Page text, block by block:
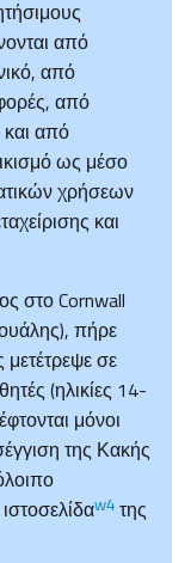
από
από
από
και από
ως μέσο
χρήσεων
και
στο Cornwall
πήρε
μετέτρεψε σε
(ηλικίες 14-
μόνοι
της Κακής
w4 της